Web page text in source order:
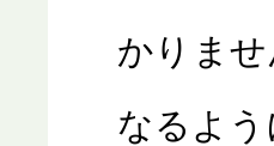
かりま
なるよ